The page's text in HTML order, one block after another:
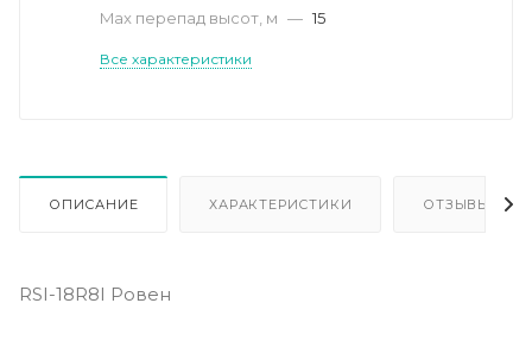
Max перепад высот, м — 15
Все характеристики
ОПИСАНИЕ ХАРАКТЕРИСТИКИ ОТЗЫВЫ
RSI-18R8I Ровен